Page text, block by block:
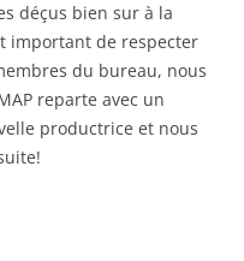
déçus bien sur à la
important de respecter
du bureau, nous
reparte avec un
productrice et nous